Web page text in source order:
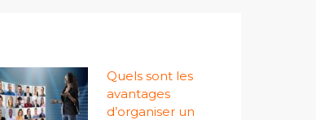
Quels sont les
avantages
d’organiser un